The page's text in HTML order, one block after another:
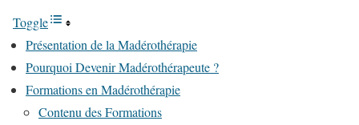
Toggle
Présentation de la Madérothérapie
Pourquoi Devenir Madérothérapeute ?
Formations en Madérothérapie
Contenu des Formations